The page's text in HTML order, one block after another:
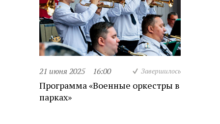
21 июня 2025 16:00 Завершилось
Программа «Военные оркестры в
парках»